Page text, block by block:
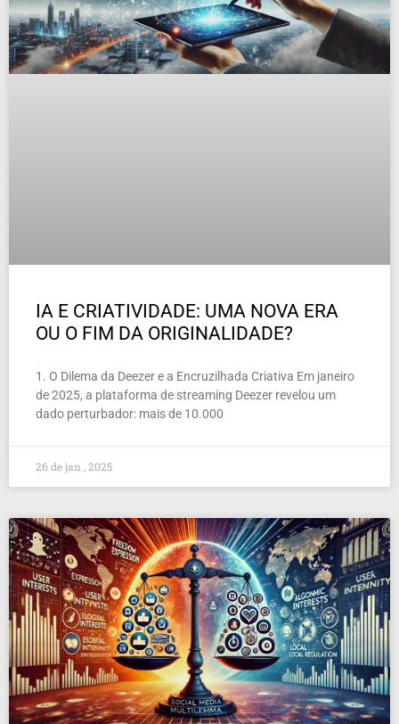
IA E CRIATIVIDADE: UMA NOVA ERA
OU O FIM DA ORIGINALIDADE?
1. O Dilema da Deezer e a Encruzilhada Criativa Em janeiro
de 2025, a plataforma de streaming Deezer revelou um
dado perturbador: mais de 10.000
26 de jan , 2025